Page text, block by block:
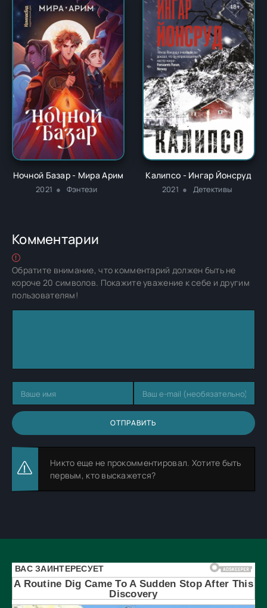
Ночной Базар - Мира Арим
2021 Фэнтези
Калипсо - Ингар Йонсруд
2021 Детективы
Комментарии
Обратите внимание, что комментарий должен быть не
короче 20 символов. Покажите уважение к себе и другим
пользователям!
ОТПРАВИТЬ
Никто еще не прокомментировал. Хотите быть
первым, кто выскажется?